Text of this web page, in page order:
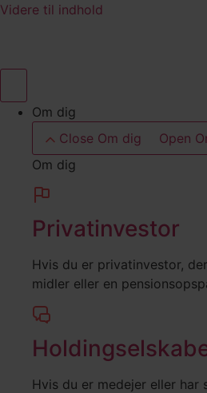
Videre til indhold
Om dig
Close Om dig
Open
Om dig
Privatinvestor
Hvis du er privatinvestor,
midler eller en
Hvis du er medejer eller har